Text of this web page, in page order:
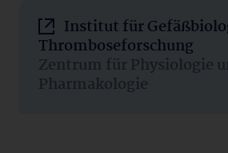
Institut für
Thromboseforschung
Zentrum für Physiologie
Pharmakologie